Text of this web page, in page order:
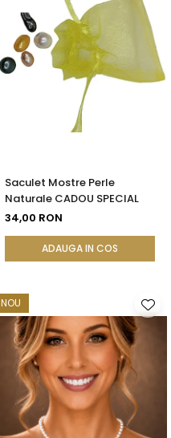
Saculet Mostre Perle
Naturale CADOU SPECIAL
34,00 RON
ADAUGA IN COS
NOU